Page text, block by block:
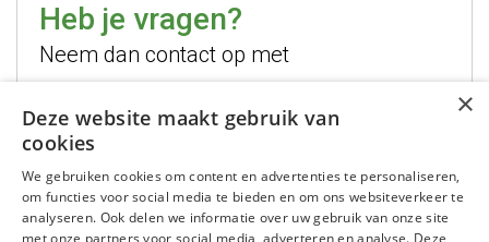
Heb je vragen?
Neem dan contact op met
Hugo Jelier
Bel mij
Stuur mij een email
×
Deze website maakt gebruik van
cookies
We gebruiken cookies om content en advertenties te personaliseren,
om functies voor social media te bieden en om ons websiteverkeer te
analyseren. Ook delen we informatie over uw gebruik van onze site
met onze partners voor social media, adverteren en analyse. Deze